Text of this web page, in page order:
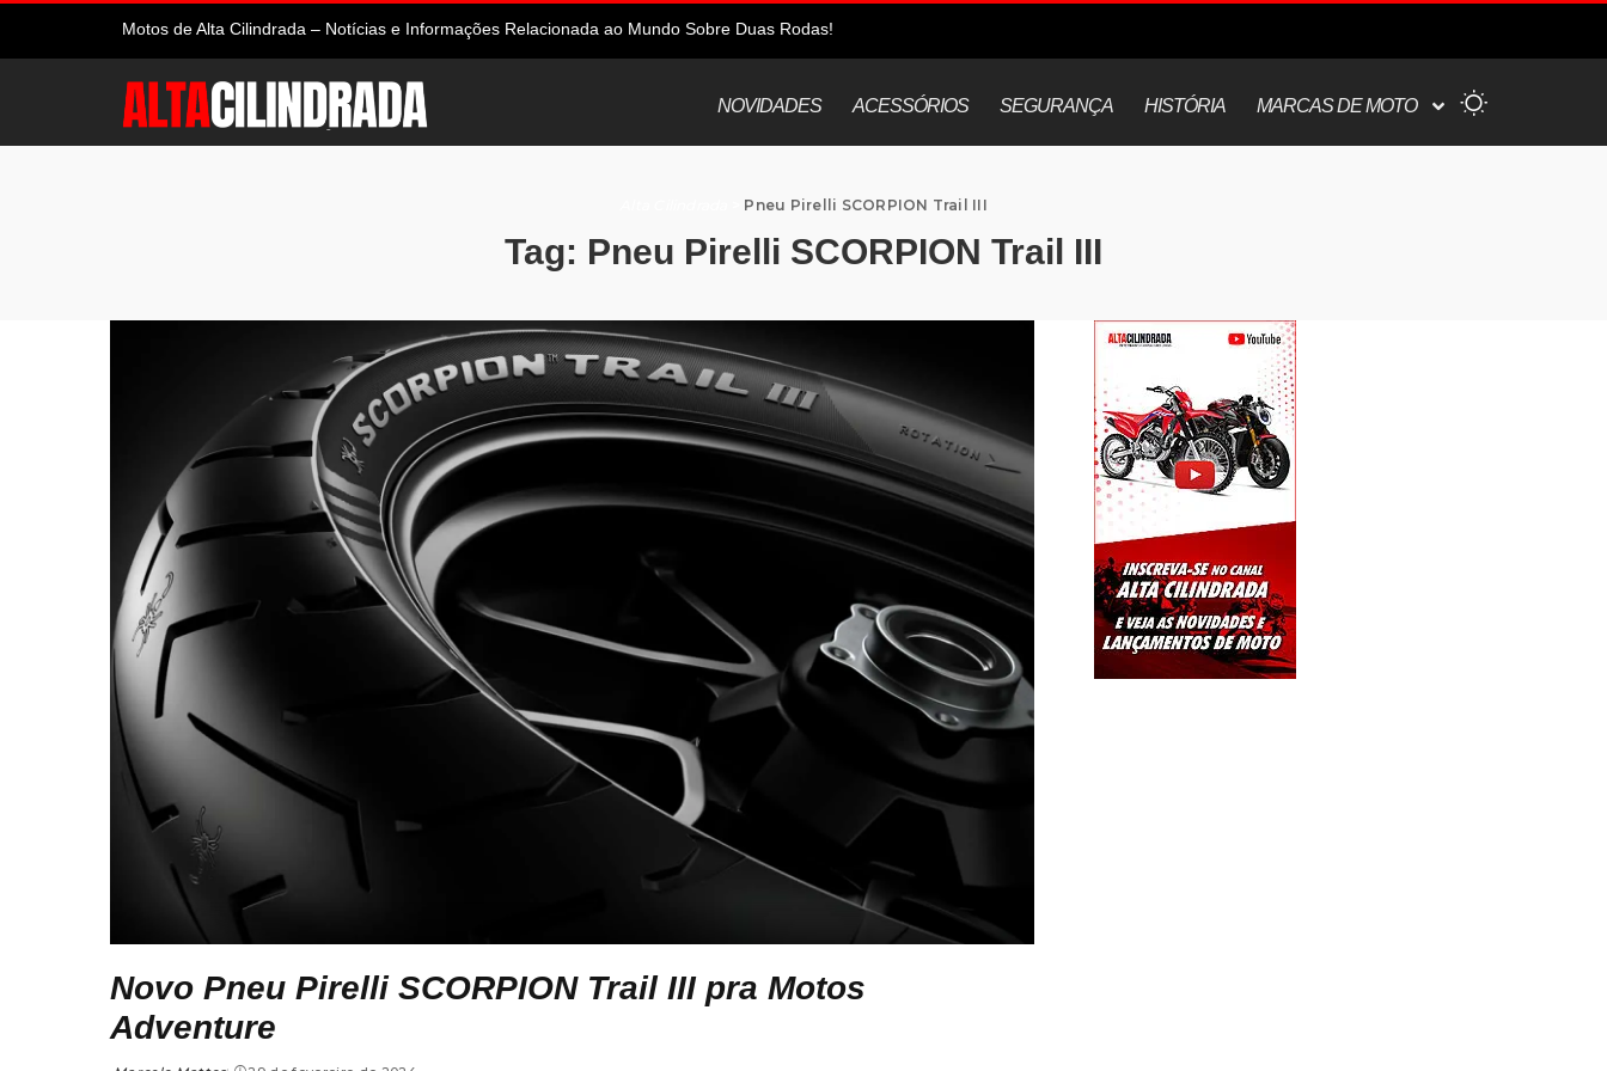
Motos de Alta Cilindrada – Notícias e Informações Relacionada ao Mundo Sobre Duas Rodas!
NOVIDADES ACESSÓRIOS SEGURANÇA HISTÓRIA MARCAS DE MOTO
Pneu Pirelli SCORPION Trail III
Tag: Pneu Pirelli SCORPION Trail III
Novo Pneu Pirelli SCORPION Trail III pra Motos
Adventure